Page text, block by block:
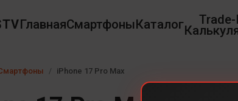
ГлавнаяСмартфоныКаталог Trade-
iPhone 17 Pro Max